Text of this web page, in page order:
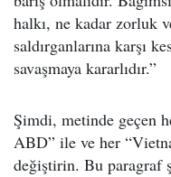
halkı, ne kadar zorluk
saldırganlarına karşı
savaşmaya kararlıdır.”
Şimdi, metinde geçen
ABD” ile ve her
değiştirin. Bu paragraf